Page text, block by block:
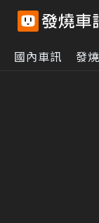
國內車訊 發